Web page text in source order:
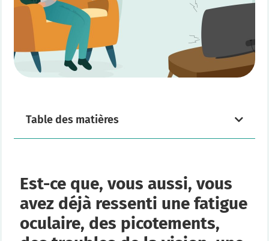
Table des matières
Est-ce que, vous aussi, vous
avez déjà ressenti une fatigue
oculaire, des picotements,